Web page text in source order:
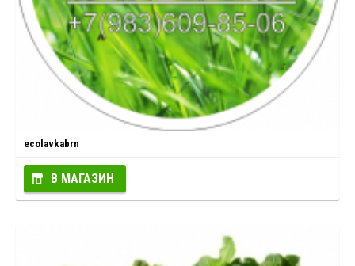
ecolavkabrn
В МАГАЗИН